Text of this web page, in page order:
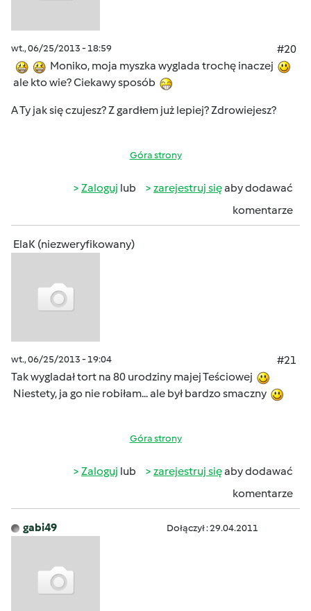
wt., 06/25/2013 - 18:59
#20
Moniko, moja myszka wyglada trochę inaczej
ale kto wie? Ciekawy sposób
A Ty jak się czujesz? Z gardłem już lepiej? Zdrowiejesz?
Góra strony
Zaloguj lub zarejestruj sięaby dodawać
komentarze
ElaK (niezweryfikowany)
wt., 06/25/2013 - 19:04
#21
Tak wygladał tort na 80 urodziny majej Teściowej
Niestety, ja go nie robiłam... ale był bardzo smaczny
Góra strony
Zaloguj lub zarejestruj sięaby dodawać
komentarze
gabi49 Dołączył : 29.04.2011